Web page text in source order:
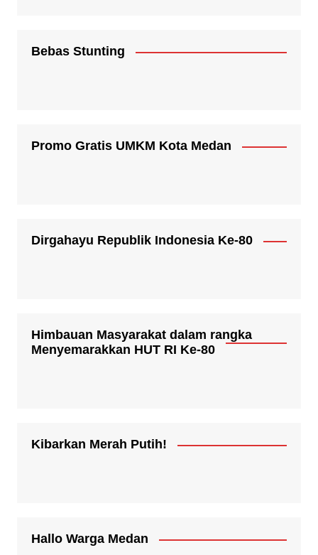
Bebas Stunting
Promo Gratis UMKM Kota Medan
Dirgahayu Republik Indonesia Ke-80
Himbauan Masyarakat dalam rangka
Menyemarakkan HUT RI Ke-80
Kibarkan Merah Putih!
Hallo Warga Medan